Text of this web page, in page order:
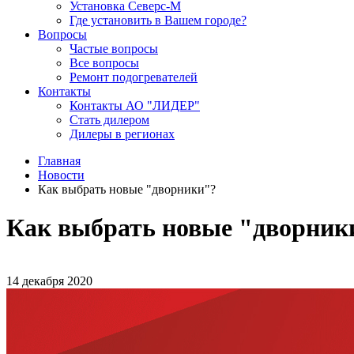
Установка Северс-М
Где установить в Вашем городе?
Вопросы
Частые вопросы
Все вопросы
Ремонт подогревателей
Контакты
Контакты АО "ЛИДЕР"
Стать дилером
Дилеры в регионах
Главная
Новости
Как выбрать новые "дворники"?
Как выбрать новые
14 декабря 2020